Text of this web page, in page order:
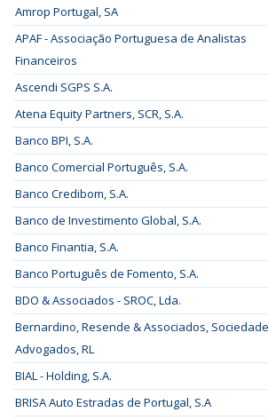
Amrop Portugal, SA
APAF - Associação Portuguesa de Analistas
Financeiros
Ascendi SGPS S.A.
Atena Equity Partners, SCR, S.A.
Banco BPI, S.A.
Banco Comercial Português, S.A.
Banco Credibom, S.A.
Banco de Investimento Global, S.A.
Banco Finantia, S.A.
Banco Português de Fomento, S.A.
BDO & Associados - SROC, Lda.
Bernardino, Resende & Associados,
Advogados, RL
BIAL - Holding, S.A.
BRISA Auto Estradas de Portugal, S.A